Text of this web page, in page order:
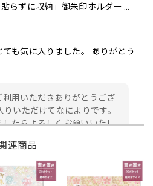
「御朱印を貼らずに収納」御朱印ホルダー 書き置き用 ポケット 見開きサイズ フラワーレース(紺)
ても気に入りました。 ありがとう
利用いただきありがとうござ
りいただけてなによりです。
たらよろしくお願いいたし
連商品